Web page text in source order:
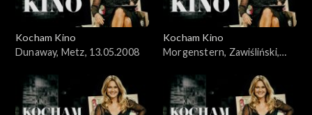
Kocham Kino
Dunaway, Metz, 13.05.2008
Kocham Kino
Morgenstern, Zawiśliński,